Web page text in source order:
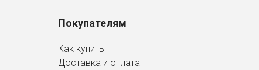
Покупателям
Как купить
Доставка и оплата